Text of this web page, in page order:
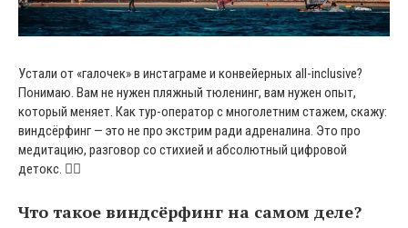
Устали от «галочек» в инстаграме и конвейерных all-inclusive?
Понимаю. Вам не нужен пляжный тюленинг, вам нужен опыт,
который меняет. Как тур-оператор с многолетним стажем, скажу:
виндсёрфинг — это не про экстрим ради адреналина. Это про
медитацию, разговор со стихией и абсолютный цифровой
детокс. 🧘‍♂️
Что такое виндсёрфинг на самом деле?